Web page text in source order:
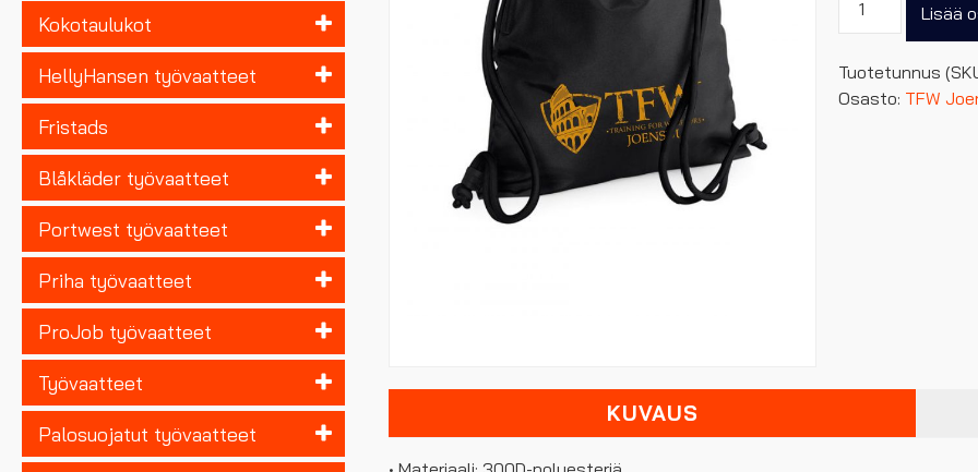
Kokotaulukot
HellyHansen työvaatteet
Fristads
Blåkläder työvaatteet
Portwest työvaatteet
Priha työvaatteet
ProJob työvaatteet
Työvaatteet
Palosuojatut työvaatteet
määrä
Lisää
Tuotetunnus
Osasto: TFW
KUVAUS